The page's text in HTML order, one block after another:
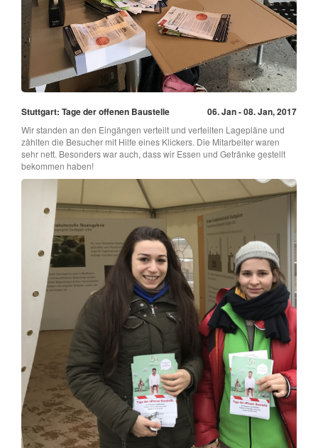
Stuttgart: Tage der offenen Baustelle 06. Jan - 08. Jan, 2017
Wir standen an den Eingängen verteilt und verteilten Lagepläne und
zählten die Besucher mit Hilfe eines Klickers. Die Mitarbeiter waren
sehr nett. Besonders war auch, dass wir Essen und Getränke gestellt
bekommen haben!